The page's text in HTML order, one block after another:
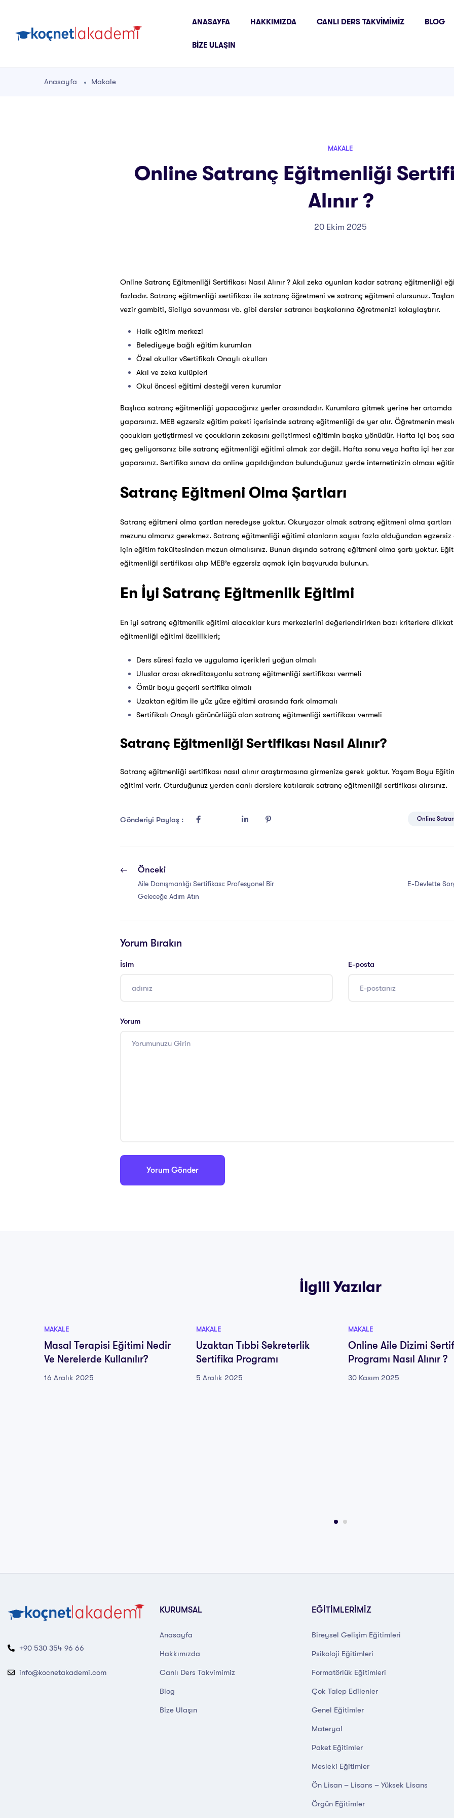
ANASAYFA HAKKIMIZDA CANLI DERS TAKVIMIMIZ BLOG
BIZE ULAŞIN
Anasayfa Makale
MAKALE
Online Satranç Eğitmenliği
Alınır ?
20 Ekim 2025
Online Satranç Eğitmenliği Sertifikası Nasıl Alınır ? Akıl zeka oyunları kadar satranç eğitmenliği
fazladır. Satranç eğitmenliği sertifikası ile satranç öğretmeni ve satranç eğitmeni olursunuz.
vezir gambiti, Sicilya savunması vb. gibi dersler satrancı başkalarına öğretmenizi kolaylaştırır.
Halk eğitim merkezi
Belediyeye bağlı eğitim kurumları
Özel okullar vSertifikalı Onaylı okulları
Akıl ve zeka kulüpleri
Okul öncesi eğitimi desteği veren kurumlar
Başlıca satranç eğitmenliği yapacağınız yerler arasındadır. Kurumlara gitmek yerine her
yaparsınız. MEB egzersiz eğitim paketi içerisinde satranç eğitmenliği de yer alır. Öğretmenin
çocukları yetiştirmesi ve çocukların zekasını geliştirmesi eğitimin başka yönüdür. Hafta içi boş
geç geliyorsanız bile satranç eğitmenliği eğitimi almak zor değil. Hafta sonu veya hafta içi her
yaparsınız. Sertifika sınavı da online yapıldığından bulunduğunuz yerde internetinizin olması
Satranç Eğitmeni Olma Şartları
Satranç eğitmeni olma şartları neredeyse yoktur. Okuryazar olmak satranç eğitmeni olma
mezunu olmanız gerekmez. Satranç eğitmenliği eğitimi alanların sayısı fazla olduğundan
için eğitim fakültesinden mezun olmalısınız. Bunun dışında satranç eğitmeni olma şartı yoktur.
eğitmenliği sertifikası alıp MEB’e egzersiz açmak için başvuruda bulunun.
En İyi Satranç Eğitmenlik Eğitimi
En iyi satranç eğitmenlik eğitimi alacaklar kurs merkezlerini değerlendirirken bazı kriterlere
eğitmenliği eğitimi özellikleri;
Ders süresi fazla ve uygulama içerikleri yoğun olmalı
Uluslar arası akreditasyonlu satranç eğitmenliği sertifikası vermeli
Ömür boyu geçerli sertifika olmalı
Uzaktan eğitim ile yüz yüze eğitimi arasında fark olmamalı
Sertifikalı Onaylı görünürlüğü olan satranç eğitmenliği sertifikası vermeli
Satranç Eğitmenliği Sertifikası Nasıl Alınır?
Satranç eğitmenliği sertifikası nasıl alınır araştırmasına girmenize gerek yoktur. Yaşam Boyu
eğitimi verir. Oturduğunuz yerden canlı derslere katılarak satranç eğitmenliği sertifikası alırsınız.
Gönderiyi Paylaş : Online
Önceki
Aile Danışmanlığı Sertifikası: Profesyonel Bir
Geleceğe Adım Atın
E-Devlette
Yorum Bırakın
İsim E-posta
Yorum
İlgili Yazılar
MAKALE
Masal Terapisi Eğitimi Nedir
Ve Nerelerde Kullanılır?
16 Aralık 2025
MAKALE
Uzaktan Tıbbi Sekreterlik
Sertifika Programı
5 Aralık 2025
MAKALE
Online Aile Dizimi
Programı Nasıl Alınır ?
30 Kasım 2025
+90 530 354 96 66
info@kocnetakademi.com
KURUMSAL
Anasayfa
Hakkımızda
Canlı Ders Takvimimiz
Blog
Bize Ulaşın
EĞİTİMLERİMİZ
Bireysel Gelişim Eğitimleri
Psikoloji Eğitimleri
Formatörlük Eğitimleri
Çok Talep Edilenler
Genel Eğitimler
Materyal
Paket Eğitimler
Mesleki Eğitimler
Ön Lisan – Lisans – Yüksek Lisans
Örgün Eğitimler